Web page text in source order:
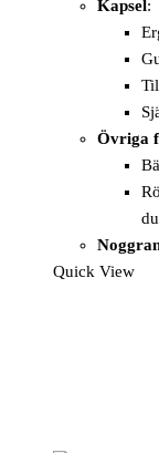
Kapsel:
Övriga
Quick View